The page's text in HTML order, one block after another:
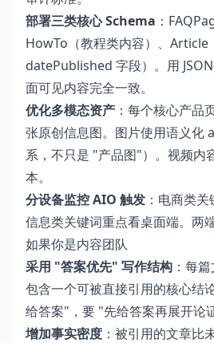
部署三类核心 Schema ：
HowTo（教程类内容）、
datePublished 字段）。用
面可见内容完全一致。
优化多模态资产 ：每个核心产品
张原创信息图。图片使用语义化
系，不只是 "产品图"）。视频内
本。
分设备监控 AIO 触发 ：电商类
信息类关键词重点看桌面端。两
如果你是内容团队
采用 "答案优先" 写作结构 ：每
包含一个可被直接引用的核心结
给答案"，要 "先给答案再展开论
增加事实密度 ：被引用的文章比